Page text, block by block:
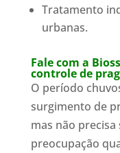
Tratamento
urbanas.
Fale com a
controle de
O período
surgimento de
mas não
preocupação